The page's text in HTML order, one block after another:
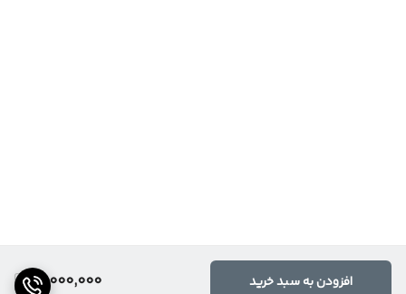
10,000,000 افزودن به سبد خرید